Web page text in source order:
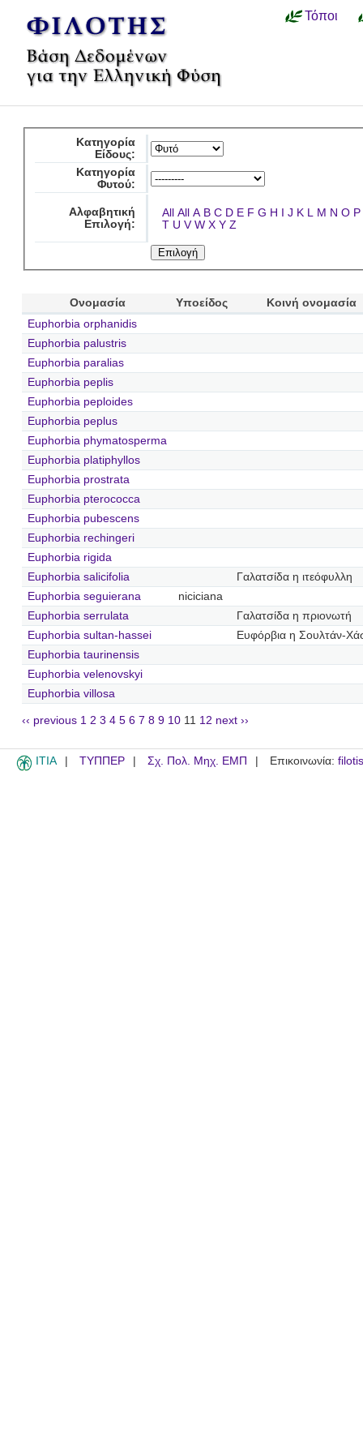
Τόποι
Κατηγορία
Είδους:
Κατηγορία
Φυτού:
Αλφαβητική
Επιλογή:
All All A B C D E F G H I J K L M N O P
T U V W X Y Z
Ονομασία Υποείδος
Κοινή ονομασία
Euphorbia orphanidis
Euphorbia palustris
Euphorbia paralias
Euphorbia peplis
Euphorbia peploides
Euphorbia peplus
Euphorbia phymatosperma
Euphorbia platiphyllos
Euphorbia prostrata
Euphorbia pterococca
Euphorbia pubescens
Euphorbia rechingeri
Euphorbia rigida
Euphorbia salicifolia
Γαλατσίδα η ιτεόφυλλη
Euphorbia seguierana
niciciana
Euphorbia serrulata
Γαλατσίδα η πριονωτή
Euphorbia sultan-hassei
Ευφόρβια η Σουλτάν-
Euphorbia taurinensis
Euphorbia velenovskyi
Euphorbia villosa
‹‹ previous 1 2 3 4 5 6 7 8 9 10 11 12 next ››
ITIA ΤΥΠΠΕΡ Σχ. Πολ. Μηχ. ΕΜΠ Επικοινωνία: